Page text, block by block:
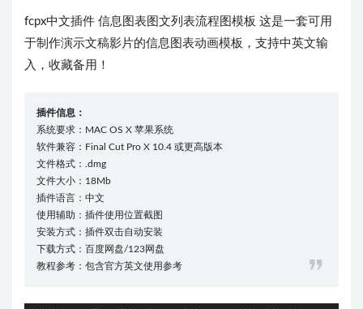
fcpx中文插件 信息图表图文列表流程图模板 这是一套可用
于制作演示文稿影片的信息图表动画模板，支持中英文输
入，收藏备用！
插件信息：
系统要求：MAC OS X 苹果系统
软件兼容：Final Cut Pro X 10.4 或更高版本
文件格式：.dmg
文件大小：18Mb
插件语言：中文
使用辅助：插件使用位置截图
安装方式：插件双击自动安装
下载方式：百度网盘/123网盘
教程参考：包含官方英文使用参考